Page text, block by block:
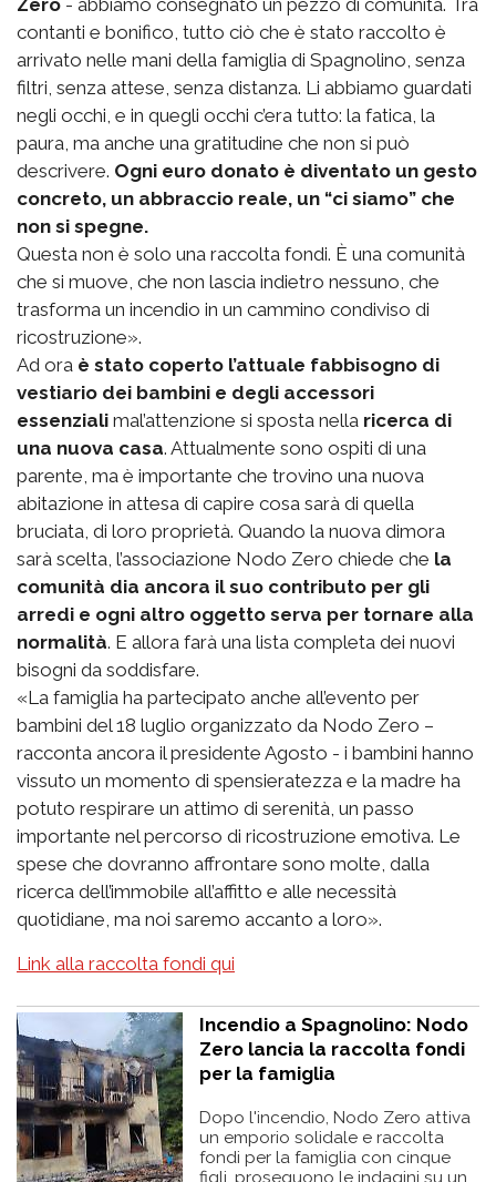
Zero - abbiamo consegnato un pezzo di comunità. Tra
contanti e bonifico, tutto ciò che è stato raccolto è
arrivato nelle mani della famiglia di Spagnolino, senza
filtri, senza attese, senza distanza. Li abbiamo guardati
negli occhi, e in quegli occhi c’era tutto: la fatica, la
paura, ma anche una gratitudine che non si può
descrivere. Ogni euro donato è diventato un gesto
concreto, un abbraccio reale, un “ci siamo” che
non si spegne.
Questa non è solo una raccolta fondi. È una comunità
che si muove, che non lascia indietro nessuno, che
trasforma un incendio in un cammino condiviso di
ricostruzione».
Ad ora è stato coperto l’attuale fabbisogno di
vestiario dei bambini e degli accessori
essenziali mal’attenzione si sposta nella ricerca di
una nuova casa. Attualmente sono ospiti di una
parente, ma è importante che trovino una nuova
abitazione in attesa di capire cosa sarà di quella
bruciata, di loro proprietà. Quando la nuova dimora
sarà scelta, l’associazione Nodo Zero chiede che la
comunità dia ancora il suo contributo per gli
arredi e ogni altro oggetto serva per tornare alla
normalità. E allora farà una lista completa dei nuovi
bisogni da soddisfare.
«La famiglia ha partecipato anche all’evento per
bambini del 18 luglio organizzato da Nodo Zero –
racconta ancora il presidente Agosto - i bambini hanno
vissuto un momento di spensieratezza e la madre ha
potuto respirare un attimo di serenità, un passo
importante nel percorso di ricostruzione emotiva. Le
spese che dovranno affrontare sono molte, dalla
ricerca dell’immobile all’affitto e alle necessità
quotidiane, ma noi saremo accanto a loro».
Link alla raccolta fondi qui
Incendio a Spagnolino: Nodo
Zero lancia la raccolta fondi
per la famiglia
Dopo l'incendio, Nodo Zero attiva
un emporio solidale e raccolta
fondi per la famiglia con cinque
figli, proseguono le indagini su un